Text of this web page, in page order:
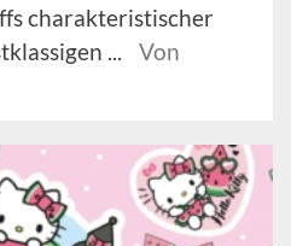
charakteristischer
...
Von